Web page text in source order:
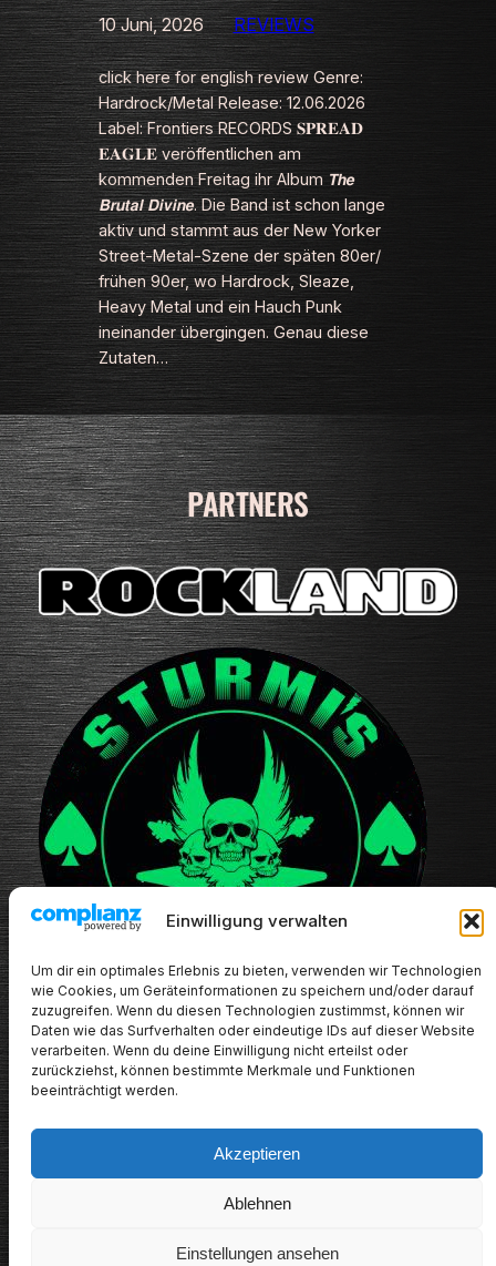
Einwilligung verwalten
Um dir ein optimales Erlebnis zu bieten, verwenden wir Technologien
wie Cookies, um Geräteinformationen zu speichern und/oder darauf
zuzugreifen. Wenn du diesen Technologien zustimmst, können wir
Daten wie das Surfverhalten oder eindeutige IDs auf dieser Website
verarbeiten. Wenn du deine Einwilligung nicht erteilst oder
zurückziehst, können bestimmte Merkmale und Funktionen
beeinträchtigt werden.
Akzeptieren
Ablehnen
Einstellungen ansehen
10 Juni, 2026 REVIEWS
click here for english review Genre:
Hardrock/Metal Release: 12.06.2026
Label: Frontiers RECORDS 𝐒𝐏𝐑𝐄𝐀𝐃
𝐄𝐀𝐆𝐋𝐄 veröffentlichen am
kommenden Freitag ihr Album 𝙏𝙝𝙚
𝘽𝙧𝙪𝙩𝙖𝙡 𝘿𝙞𝙫𝙞𝙣𝙚. Die Band ist schon lange
aktiv und stammt aus der New Yorker
Street‑Metal‑Szene der späten 80er/
frühen 90er, wo Hardrock, Sleaze,
Heavy Metal und ein Hauch Punk
ineinander übergingen. Genau diese
Zutaten…
PARTNERS
METALHEADs new stuff